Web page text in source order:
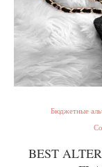
Бюджетные
BEST